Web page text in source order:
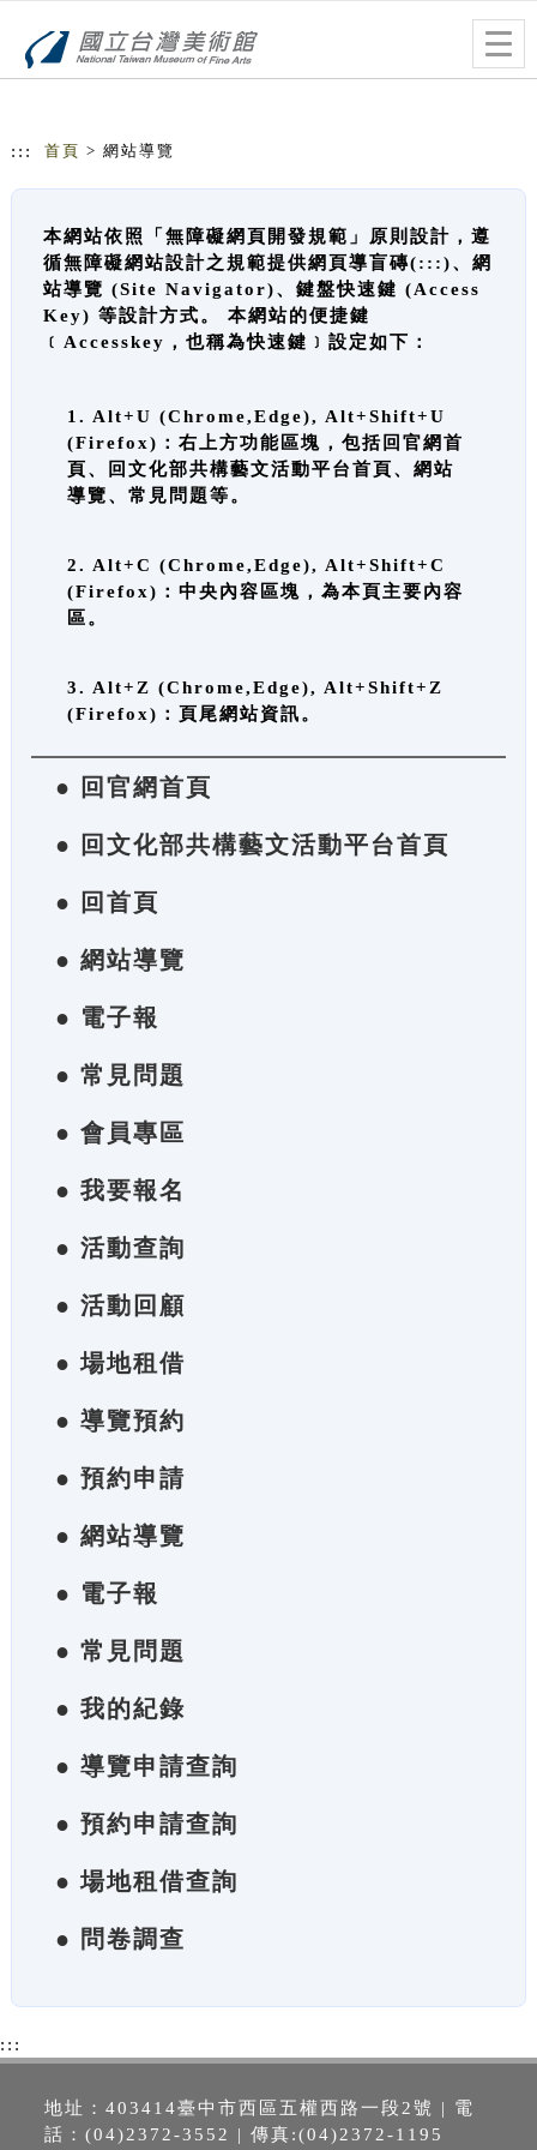
::: 首頁 > 網站導覽
本網站依照「無障礙網頁開發規範」原則設計，遵
循無障礙網站設計之規範提供網頁導盲磚(:::)、網
站導覽 (Site Navigator)、鍵盤快速鍵 (Access
Key) 等設計方式。 本網站的便捷鍵
﹝Accesskey，也稱為快速鍵﹞設定如下：
1. Alt+U (Chrome,Edge), Alt+Shift+U
(Firefox)：右上方功能區塊，包括回官網首
頁、回文化部共構藝文活動平台首頁、網站
導覽、常見問題等。
2. Alt+C (Chrome,Edge), Alt+Shift+C
(Firefox)：中央內容區塊，為本頁主要內容
區。
3. Alt+Z (Chrome,Edge), Alt+Shift+Z
(Firefox)：頁尾網站資訊。
● 回官網首頁
● 回文化部共構藝文活動平台首頁
● 回首頁
● 網站導覽
● 電子報
● 常見問題
● 會員專區
● 我要報名
● 活動查詢
● 活動回顧
● 場地租借
● 導覽預約
● 預約申請
● 網站導覽
● 電子報
● 常見問題
● 我的紀錄
● 導覽申請查詢
● 預約申請查詢
● 場地租借查詢
● 問卷調查
:::
地址：403414臺中市西區五權西路一段2號 | 電
話：(04)2372-3552 | 傳真:(04)2372-1195